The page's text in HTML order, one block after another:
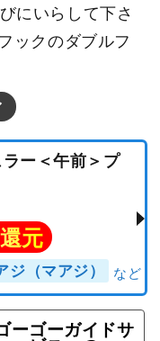
にいらして下さ
ックのダブルフ
ー＜午前＞プ
元
ジ（マアジ）
ーゴーガイドサ